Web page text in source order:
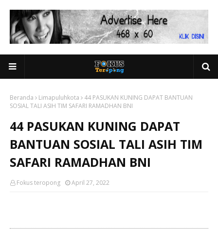
Beranda Limapuluhkota
44 PASUKAN KUNING DAPAT BANTUAN
SOSIAL TALI ASIH TIM SAFARI RAMADHAN BNI
44 PASUKAN KUNING DAPAT
BANTUAN SOSIAL TALI ASIH TIM
SAFARI RAMADHAN BNI
Fokus teropong April 27, 2022